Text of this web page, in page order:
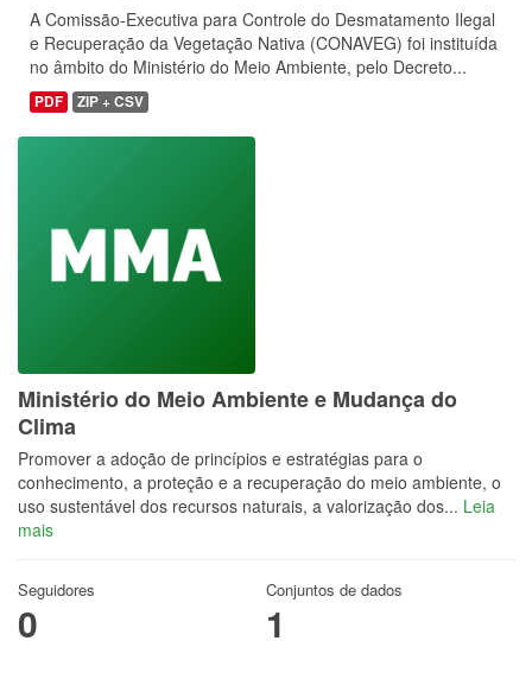
A Comissão-Executiva para Controle do Desmatamento Ilegal
e Recuperação da Vegetação Nativa (CONAVEG) foi instituída
no âmbito do Ministério do Meio Ambiente, pelo Decreto...
PDF ZIP + CSV
Ministério do Meio Ambiente e Mudança do
Clima
Promover a adoção de princípios e estratégias para o
conhecimento, a proteção e a recuperação do meio ambiente, o
uso sustentável dos recursos naturais, a valorização dos... Leia
mais
Seguidores
0
Conjuntos de dados
1